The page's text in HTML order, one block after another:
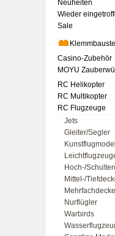
Neuheiten
Wieder
Sale
Casino-Zubehör
MOYU
RC Helikopter
RC Multikopter
RC Flugzeuge
Jets
Gleiter/Segler
Hoch-/
Mittel-/
Nurflügler
Warbirds